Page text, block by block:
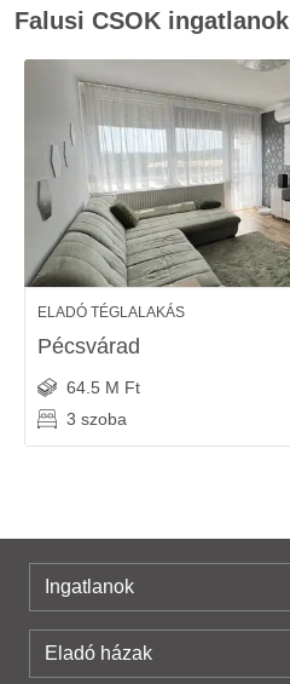
Falusi CSOK ingatlanok
ELADÓ TÉGLALAKÁS
Pécsvárad
64.5 M Ft
3 szoba
Ingatlanok
Eladó házak